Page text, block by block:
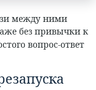
между ними
без привычки к
вопрос-ответ